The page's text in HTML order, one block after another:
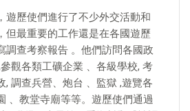
遊歷使們進行了不少外交活動和
但最重要的工作還是在各國遊歷
調查考察報告 。他們訪問各國政
觀各類工礦企業 、各級學校, 考
, 調查兵營、炮台 、監獄 ,遊覽各
、教堂寺廟等等。遊歷使們通過